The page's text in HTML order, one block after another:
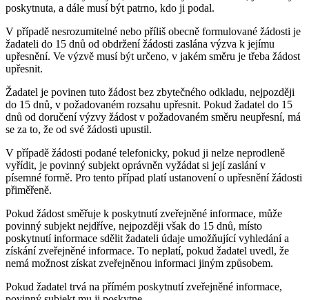
poskytnuta, a dále musí být patrno, kdo ji podal.
V případě nesrozumitelné nebo příliš obecně formulované žádosti je
žadateli do 15 dnů od obdržení žádosti zaslána výzva k jejímu
upřesnění. Ve výzvě musí být určeno, v jakém směru je třeba žádost
upřesnit.
Žadatel je povinen tuto žádost bez zbytečného odkladu, nejpozději
do 15 dnů, v požadovaném rozsahu upřesnit. Pokud žadatel do 15
dnů od doručení výzvy žádost v požadovaném směru neupřesní, má
se za to, že od své žádosti upustil.
V případě žádosti podané telefonicky, pokud ji nelze neprodleně
vyřídit, je povinný subjekt oprávněn vyžádat si její zaslání v
písemné formě. Pro tento případ platí ustanovení o upřesnění žádosti
přiměřeně.
Pokud žádost směřuje k poskytnutí zveřejněné informace, může
povinný subjekt nejdříve, nejpozději však do 15 dnů, místo
poskytnutí informace sdělit žadateli údaje umožňující vyhledání a
získání zveřejněné informace. To neplatí, pokud žadatel uvedl, že
nemá možnost získat zveřejněnou informaci jiným způsobem.
Pokud žadatel trvá na přímém poskytnutí zveřejněné informace,